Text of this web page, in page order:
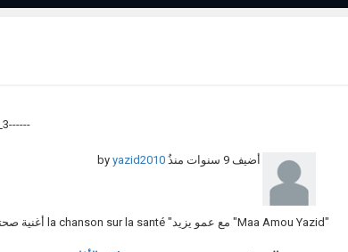
------AD_3------
أضيف9 سنوات منذُ by
yazid2010
"Maa Amou Yazid" مع عمو يزيد" la chanson sur la santé أغنية صحتي